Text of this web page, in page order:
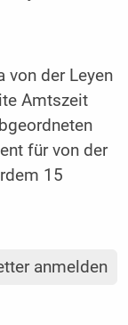
von der Leyen
Amtszeit
für von der
15
anmelden